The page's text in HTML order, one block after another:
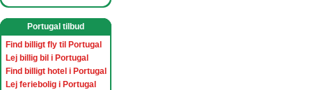
Portugal tilbud
Find billigt fly til Portugal
Lej billig bil i Portugal
Find billigt hotel i Portugal
Lej feriebolig i Portugal